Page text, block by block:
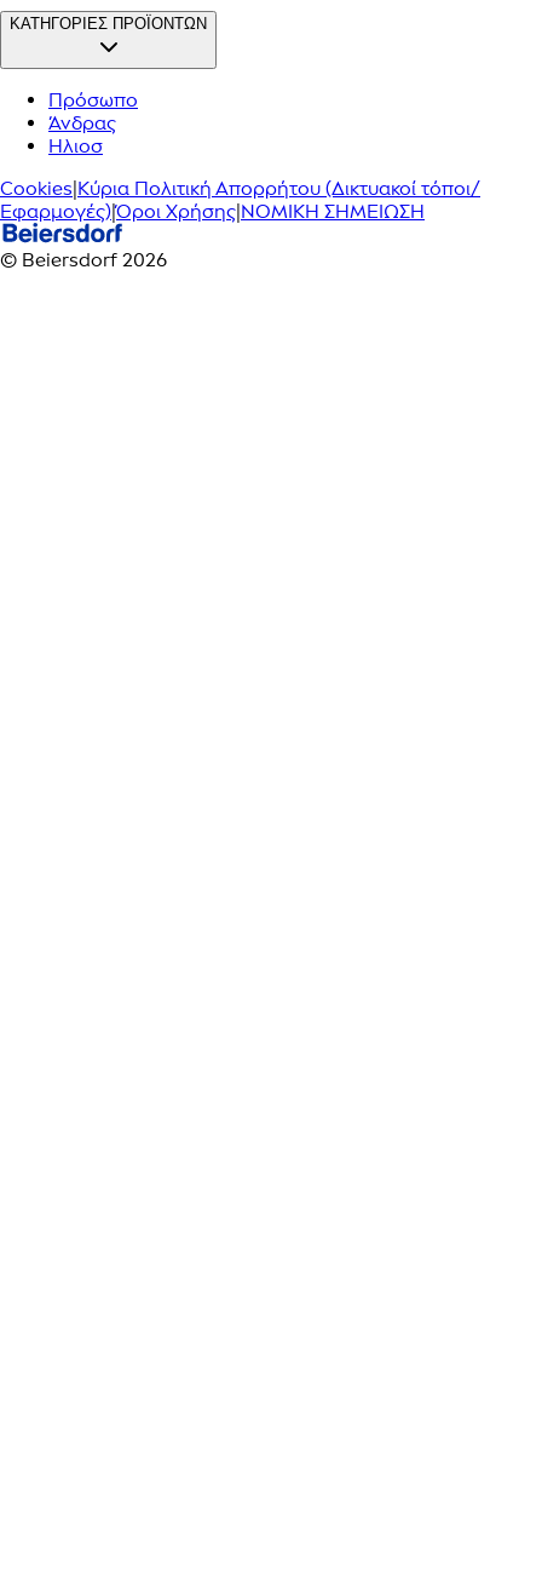
ΚΑΤΗΓΟΡΙΕΣ ΠΡΟΪΟΝΤΩΝ
Πρόσωπο
Άνδρας
Ηλιοσ
Cookies|Κύρια Πολιτική Απορρήτου (Δικτυακοί τόποι/
Εφαρμογές)|Όροι Χρήσης|ΝΟΜΙΚΗ ΣΗΜΕΙΩΣΗ
© Beiersdorf 2026